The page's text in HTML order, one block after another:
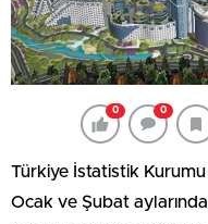
0 0
Türkiye İstatistik
Ocak ve Şubat